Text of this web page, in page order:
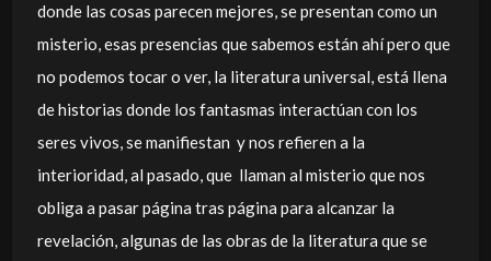
donde las cosas parecen mejores, se presentan como un
misterio, esas presencias que sabemos están ahí pero que
no podemos tocar o ver, la literatura universal, está llena
de historias donde los fantasmas interactúan con los
seres vivos, se manifiestan y nos refieren a la
interioridad, al pasado, que llaman al misterio que nos
obliga a pasar página tras página para alcanzar la
revelación, algunas de las obras de la literatura que se